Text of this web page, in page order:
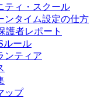
ティ・スクール
ンタイム設定の仕方
護者レポート
ルール
ンティア
ップ